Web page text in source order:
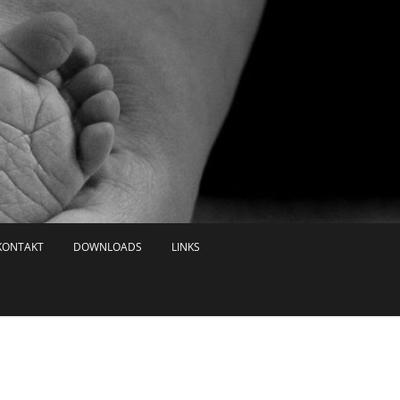
DOWNLOADS LINKS